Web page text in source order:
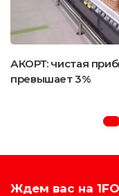
АКОРТ: чистая
превышает 3%
Ждем вас на